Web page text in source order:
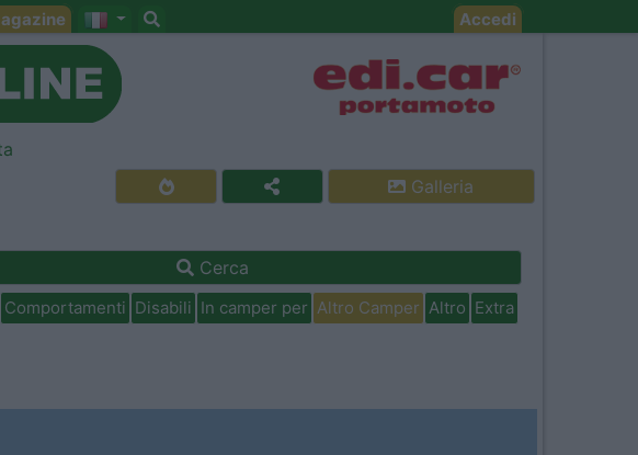
Accedi
Galleria
Cerca
Comportamenti Disabili In camper per Altro Camper Altro Extra